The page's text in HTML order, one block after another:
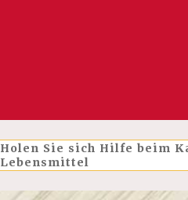
Holen Sie sich Hilfe beim
Lebensmittel